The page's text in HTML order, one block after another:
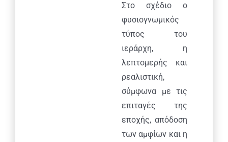
Στο σχέδιο ο
φυσιογνωμικός
τύπος του
ιεράρχη, η
λεπτομερής και
ρεαλιστική,
σύμφωνα με τις
επιταγές της
εποχής, απόδοση
των αμφίων και η